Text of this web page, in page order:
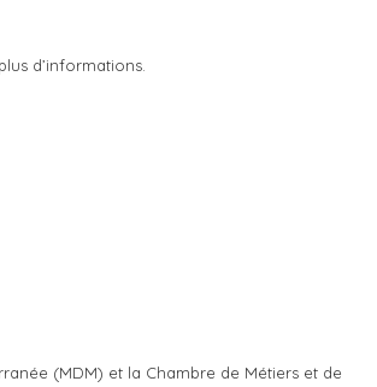
d’informations.
(MDM) et la Chambre de Métiers et de